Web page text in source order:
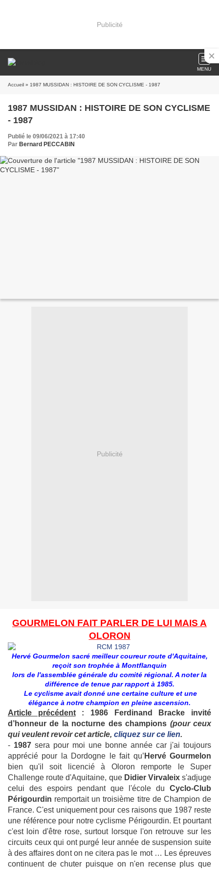
Publicité
MENU
Accueil » 1987 MUSSIDAN : HISTOIRE DE SON CYCLISME - 1987
1987 MUSSIDAN : HISTOIRE DE SON CYCLISME
- 1987
Publié le 09/06/2021 à 17:40
Par Bernard PECCABIN
Publicité
GOURMELON FAIT PARLER DE LUI MAIS A
OLORON
Hervé Gourmelon sacré meilleur coureur route d'Aquitaine,
reçoit son trophée à Montflanquin
lors de l'assemblée générale du comité régional. A noter la
différence de tenue par rapport à 1985.
Le cyclisme avait donné une certaine culture et une
élégance à notre champion en pleine ascension.
Article précédent: 1986 Ferdinand Bracke invité
d’honneur de la nocturne des champions (pour ceux
qui veulent revoir cet article, cliquez sur ce lien.
- 1987 sera pour moi une bonne année car j'ai toujours
apprécié pour la Dordogne le fait qu’ Hervé Gourmelon
bien qu'il soit licencié à Oloron remporte le Super
Challenge route d'Aquitaine, que Didier Virvaleixs'adjuge
celui des espoirs pendant que l'école du Cyclo-Club
Périgourdin remportait un troisième titre de Champion de
France. C'est uniquement pour ces raisons que 1987 reste
une référence pour notre cyclisme Périgourdin. Et pourtant
c'est loin d'être rose, surtout lorsque l'on retrouve sur les
circuits ceux qui ont purgé leur année de suspension suite
à des affaires dont on ne citera pas le mot … Les épreuves
continuent de chuter puisque on n'en recense plus que